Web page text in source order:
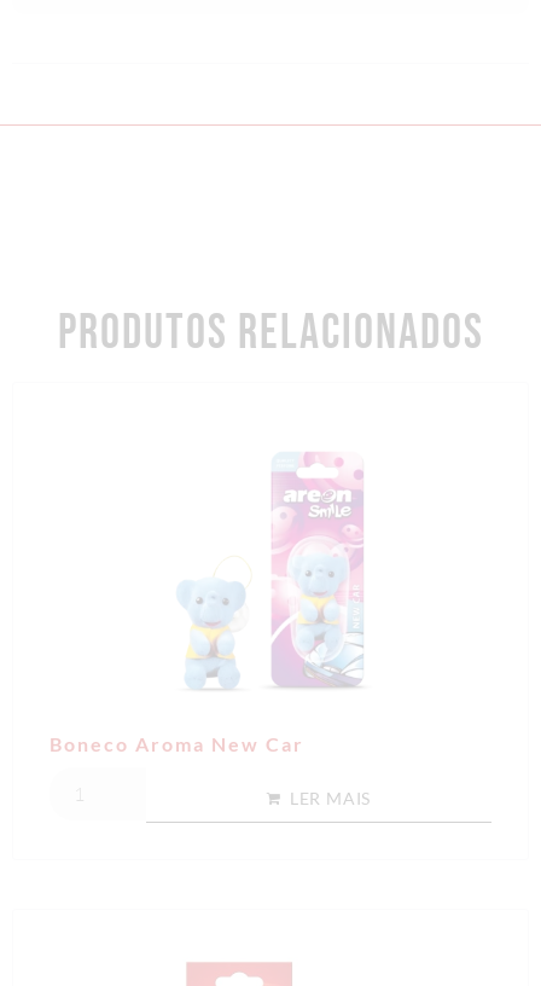
PRODUTOS RELACIONADOS
Boneco Aroma New Car
LER MAIS